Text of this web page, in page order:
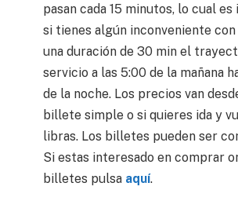
pasan cada 15 minutos, lo cual
si tienes algún inconveniente
una duración de 30 min el
servicio a las 5:00 de la mañana
de la noche. Los precios van
billete simple o si quieres ida y
libras. Los billetes pueden ser
Si estas interesado en comprar
billetes pulsa aquí.